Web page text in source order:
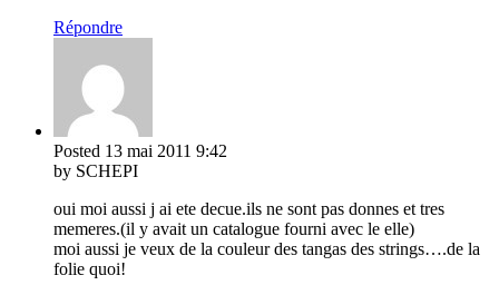
Répondre
Posted 13 mai 2011 9:42
by SCHEPI
oui moi aussi j ai ete decue.ils ne sont pas donnes et tres
memeres.(il y avait un catalogue fourni avec le elle)
moi aussi je veux de la couleur des tangas des strings….de la
folie quoi!